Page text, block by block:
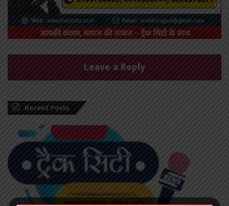
Leave a Reply
Recent Posts